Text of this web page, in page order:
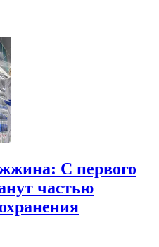
С первого
частью